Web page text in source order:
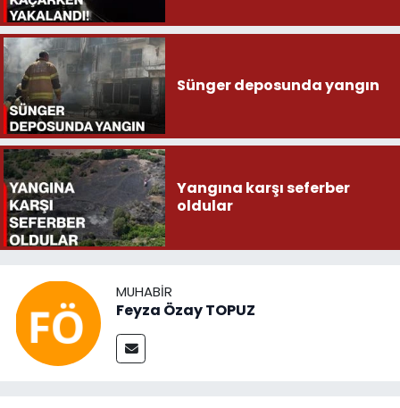
Sünger deposunda yangın
Yangına karşı seferber
oldular
MUHABIR
Feyza Özay TOPUZ